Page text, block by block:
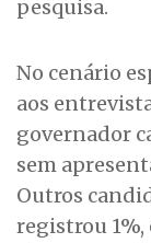
pesquisa.
No cenário
aos
governador
sem
Outros
registrou